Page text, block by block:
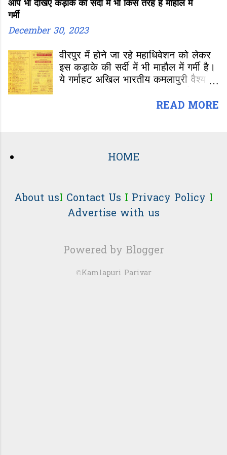
आप भी देखिए कड़ाके की सर्दी में भी किस तरह है माहौल में
गर्मी
December 30, 2023
वीरपुर में होने जा रहे महाधिवेशन को लेकर
इस कड़ाके की सर्दी में भी माहौल में गर्मी है।
ये गर्माहट अखिल भारतीय कमलापुरी वैश्य
उम्मीद है। अध्यक्ष चुनाव और महासभा के
उम्मीदों पर खड़ा नहीं उतरेंगे...उम्मीद के
लायक काम नहीं करेंगे तो, वो आपसे पूछेंगे ही
ली है तो जवाब तो देना ही होगा।
READ MORE
HOME
About usI Contact Us I Privacy Policy I
Advertise with us
Powered by Blogger
©Kamlapuri Parivar